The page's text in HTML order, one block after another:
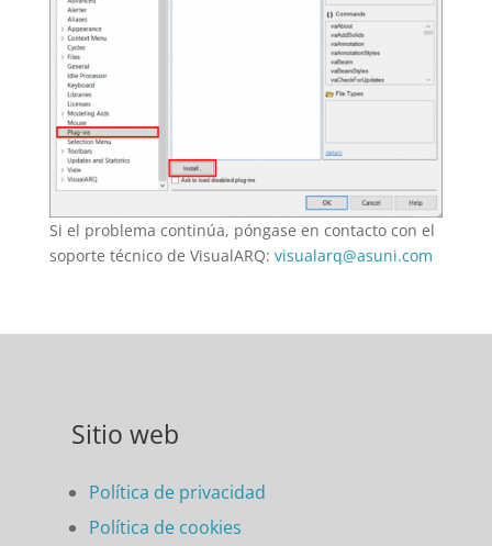
Si el problema continúa, póngase en contacto con el
soporte técnico de VisualARQ: visualarq@asuni.com
Sitio web
Política de privacidad
Política de cookies